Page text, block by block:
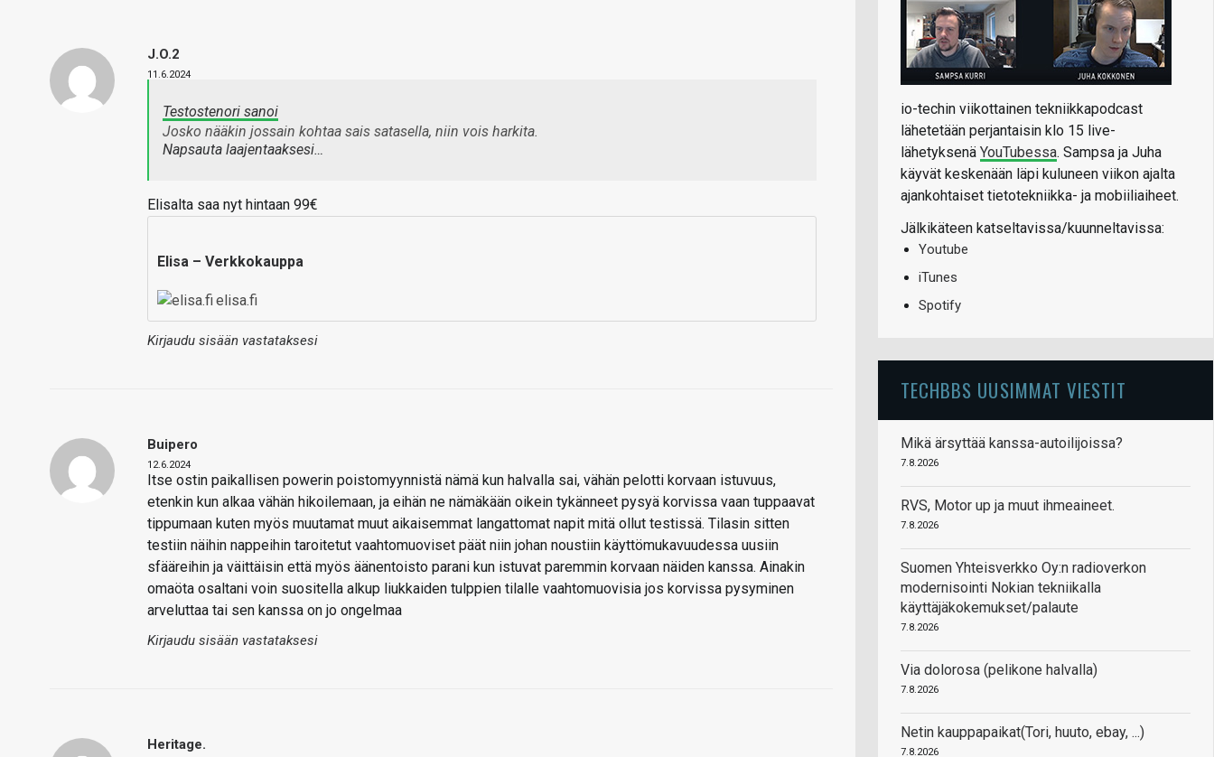
J.O.2
11.6.2024
Testostenori sanoi
Josko nääkin jossain kohtaa sais satasella, niin vois harkita.
Napsauta laajentaaksesi…
Elisalta saa nyt hintaan 99€
Elisa – Verkkokauppa
elisa.fi
Kirjaudu sisään vastataksesi
Buipero
12.6.2024
Itse ostin paikallisen powerin poistomyynnistä nämä kun halvalla sai, vähän pelotti korvaan istuvuus,
etenkin kun alkaa vähän hikoilemaan, ja eihän ne nämäkään oikein tykänneet pysyä korvissa vaan tuppaavat
tippumaan kuten myös muutamat muut aikaisemmat langattomat napit mitä ollut testissä. Tilasin sitten
testiin näihin nappeihin taroitetut vaahtomuoviset päät niin johan noustiin käyttömukavuudessa uusiin
sfääreihin ja väittäisin että myös äänentoisto parani kun istuvat paremmin korvaan näiden kanssa. Ainakin
omaöta osaltani voin suositella alkup liukkaiden tulppien tilalle vaahtomuovisia jos korvissa pysyminen
arveluttaa tai sen kanssa on jo ongelmaa
Kirjaudu sisään vastataksesi
Heritage.
io-techin viikottainen tekniikkapodcast
lähetetään perjantaisin klo 15 live-
lähetyksenä YouTubessa. Sampsa ja Juha
käyvät keskenään läpi kuluneen viikon ajalta
ajankohtaiset tietotekniikka- ja mobiiliaiheet.
Jälkikäteen katseltavissa/kuunneltavissa:
Youtube
iTunes
Spotify
TECHBBS UUSIMMAT VIESTIT
Mikä ärsyttää kanssa-autoilijoissa?
7.8.2026
RVS, Motor up ja muut ihmeaineet.
7.8.2026
Suomen Yhteisverkko Oy:n radioverkon
modernisointi Nokian tekniikalla
käyttäjäkokemukset/palaute
7.8.2026
Via dolorosa (pelikone halvalla)
7.8.2026
Netin kauppapaikat(Tori, huuto, ebay, ...)
7.8.2026